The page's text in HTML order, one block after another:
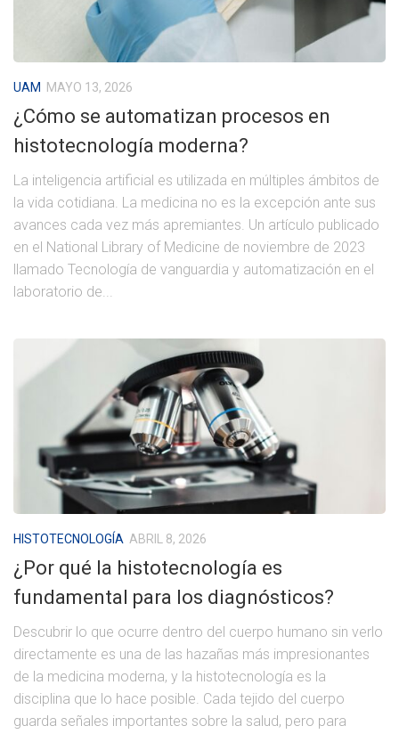
UAM MAYO 13, 2026
¿Cómo se automatizan procesos en
histotecnología moderna?
La inteligencia artificial es utilizada en múltiples ámbitos de
la vida cotidiana. La medicina no es la excepción ante sus
avances cada vez más apremiantes. Un artículo publicado
en el National Library of Medicine de noviembre de 2023
llamado Tecnología de vanguardia y automatización en el
laboratorio de...
HISTOTECNOLOGÍA ABRIL 8, 2026
¿Por qué la histotecnología es
fundamental para los diagnósticos?
Descubrir lo que ocurre dentro del cuerpo humano sin verlo
directamente es una de las hazañas más impresionantes
de la medicina moderna, y la histotecnología es la
disciplina que lo hace posible. Cada tejido del cuerpo
guarda señales importantes sobre la salud, pero para